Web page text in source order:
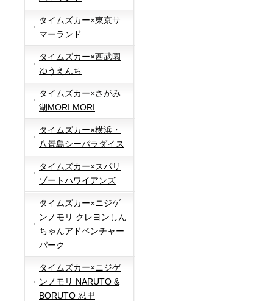
タイムズカー×東京サ
マーランド
タイムズカー×西武園
ゆうえんち
タイムズカー×さがみ
湖MORI MORI
タイムズカー×横浜・
八景島シーパラダイス
タイムズカー×スパリ
ゾートハワイアンズ
タイムズカー×ニジゲ
ンノモリ クレヨンしん
ちゃんアドベンチャー
パーク
タイムズカー×ニジゲ
ンノモリ NARUTO &
BORUTO 忍里